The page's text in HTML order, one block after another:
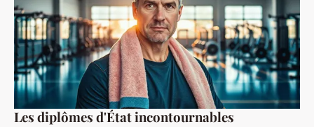
Les diplômes d'État incontournables